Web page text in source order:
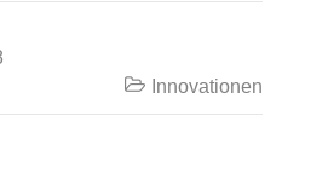
 Innovationen